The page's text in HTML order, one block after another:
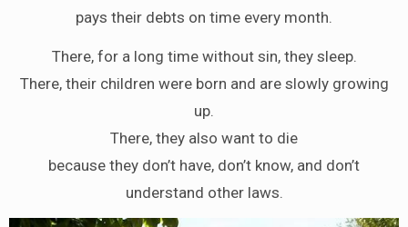
pays their debts on time every month.
There, for a long time without sin, they sleep.
There, their children were born and are slowly growing
up.
There, they also want to die
because they don’t have, don’t know, and don’t
understand other laws.